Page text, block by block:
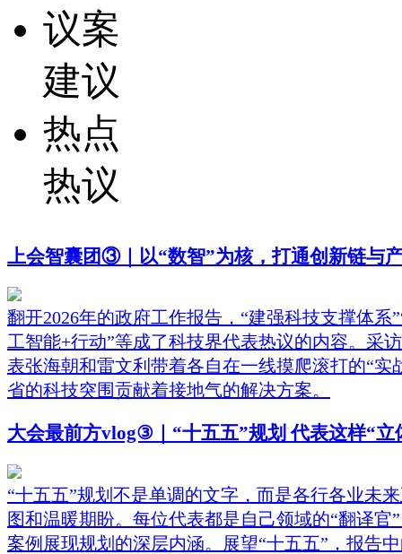
议案
建议
热点
热议
上会智囊团③｜以“数智”为核，打通创新链与
翻开2026年的政府工作报告，“建强科技支撑体系
工智能+行动”等成了科技界代表热议的内容。采
表张海朝和雷文利带着各自在一线摸爬滚打的“实
省的科技突围贡献着接地气的解决方案。
大会最前方vlog③｜“十五五”规划 代表这样“立
“十五五”规划不是单调的文字，而是各行各业未
图和温暖期盼。每位代表都是自己领域的“翻译官
案例展现规划的深层内涵。展望“十五五”，报告